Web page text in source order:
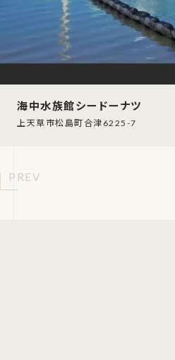
海中水族館シードーナツ
上天草市松島町合津6225-7
PREV